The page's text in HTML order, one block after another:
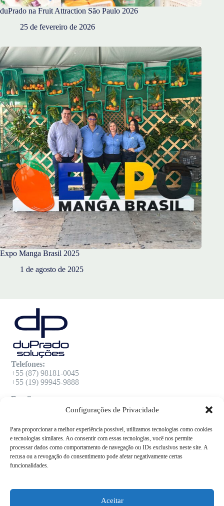
Configurações de Privacidade
Para proporcionar a melhor experiência possível, utilizamos tecnologias como cookies
e tecnologias similares. Ao consentir com essas tecnologias, você nos permite
processar dados como comportamento de navegação ou IDs exclusivos neste site. A
recusa ou a revogação do consentimento pode afetar negativamente certas
funcionalidades.
Aceitar
duPrado na Fruit Attraction São Paulo 2026
25 de fevereiro de 2026
Expo Manga Brasil 2025
1 de agosto de 2025
Telefones:
+55 (87) 98181-0045
+55 (19) 99945-9888
Email:
adm.vendas@dupradosolucoes.com.br
Menu
Home
Notícias